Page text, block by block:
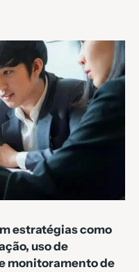
estratégias como
uso de
monitoramento de